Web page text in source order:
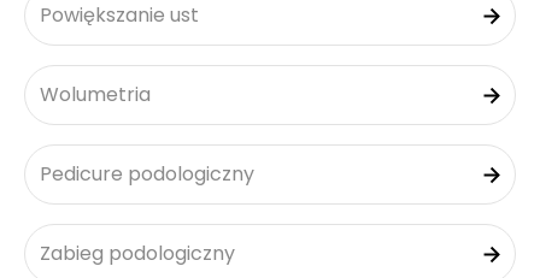
Powiększanie ust
Wolumetria
Pedicure podologiczny
Zabieg podologiczny